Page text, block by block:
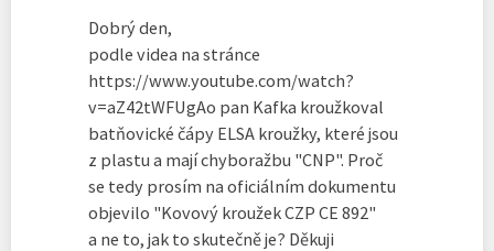
Dobrý den,
podle videa na stránce
https://www.youtube.com/watch?
v=aZ42tWFUgAo pan Kafka kroužkoval
batňovické čápy ELSA kroužky, které jsou
z plastu a mají chyboražbu "CNP". Proč
se tedy prosím na oficiálním dokumentu
objevilo "Kovový kroužek CZP CE 892"
a ne to, jak to skutečně je? Děkuji